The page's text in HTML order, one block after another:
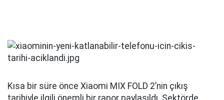
Kısa bir süre önce Xiaomi MIX FOLD 2’nin çıkış